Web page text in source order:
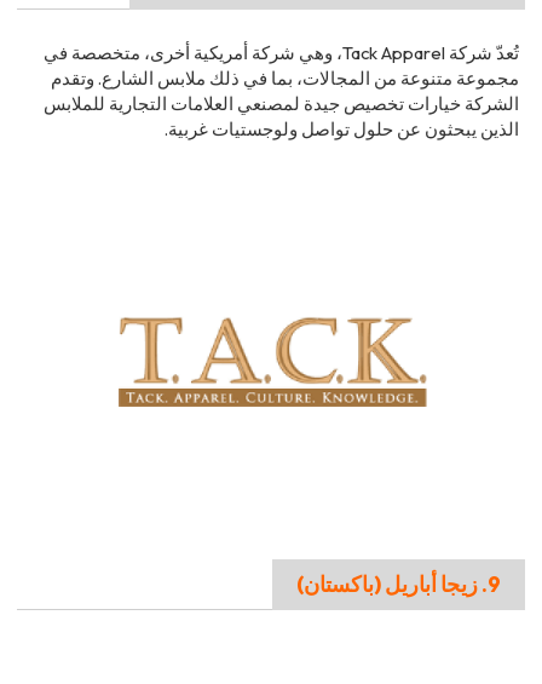
تُعدّ شركة Tack Apparel، وهي شركة أمريكية أخرى، متخصصة في
مجموعة متنوعة من المجالات، بما في ذلك ملابس الشارع. وتقدم
الشركة خيارات تخصيص جيدة لمصنعي العلامات التجارية للملابس
الذين يبحثون عن حلول تواصل ولوجستيات غربية.
9. زيجا أباريل (باكستان)